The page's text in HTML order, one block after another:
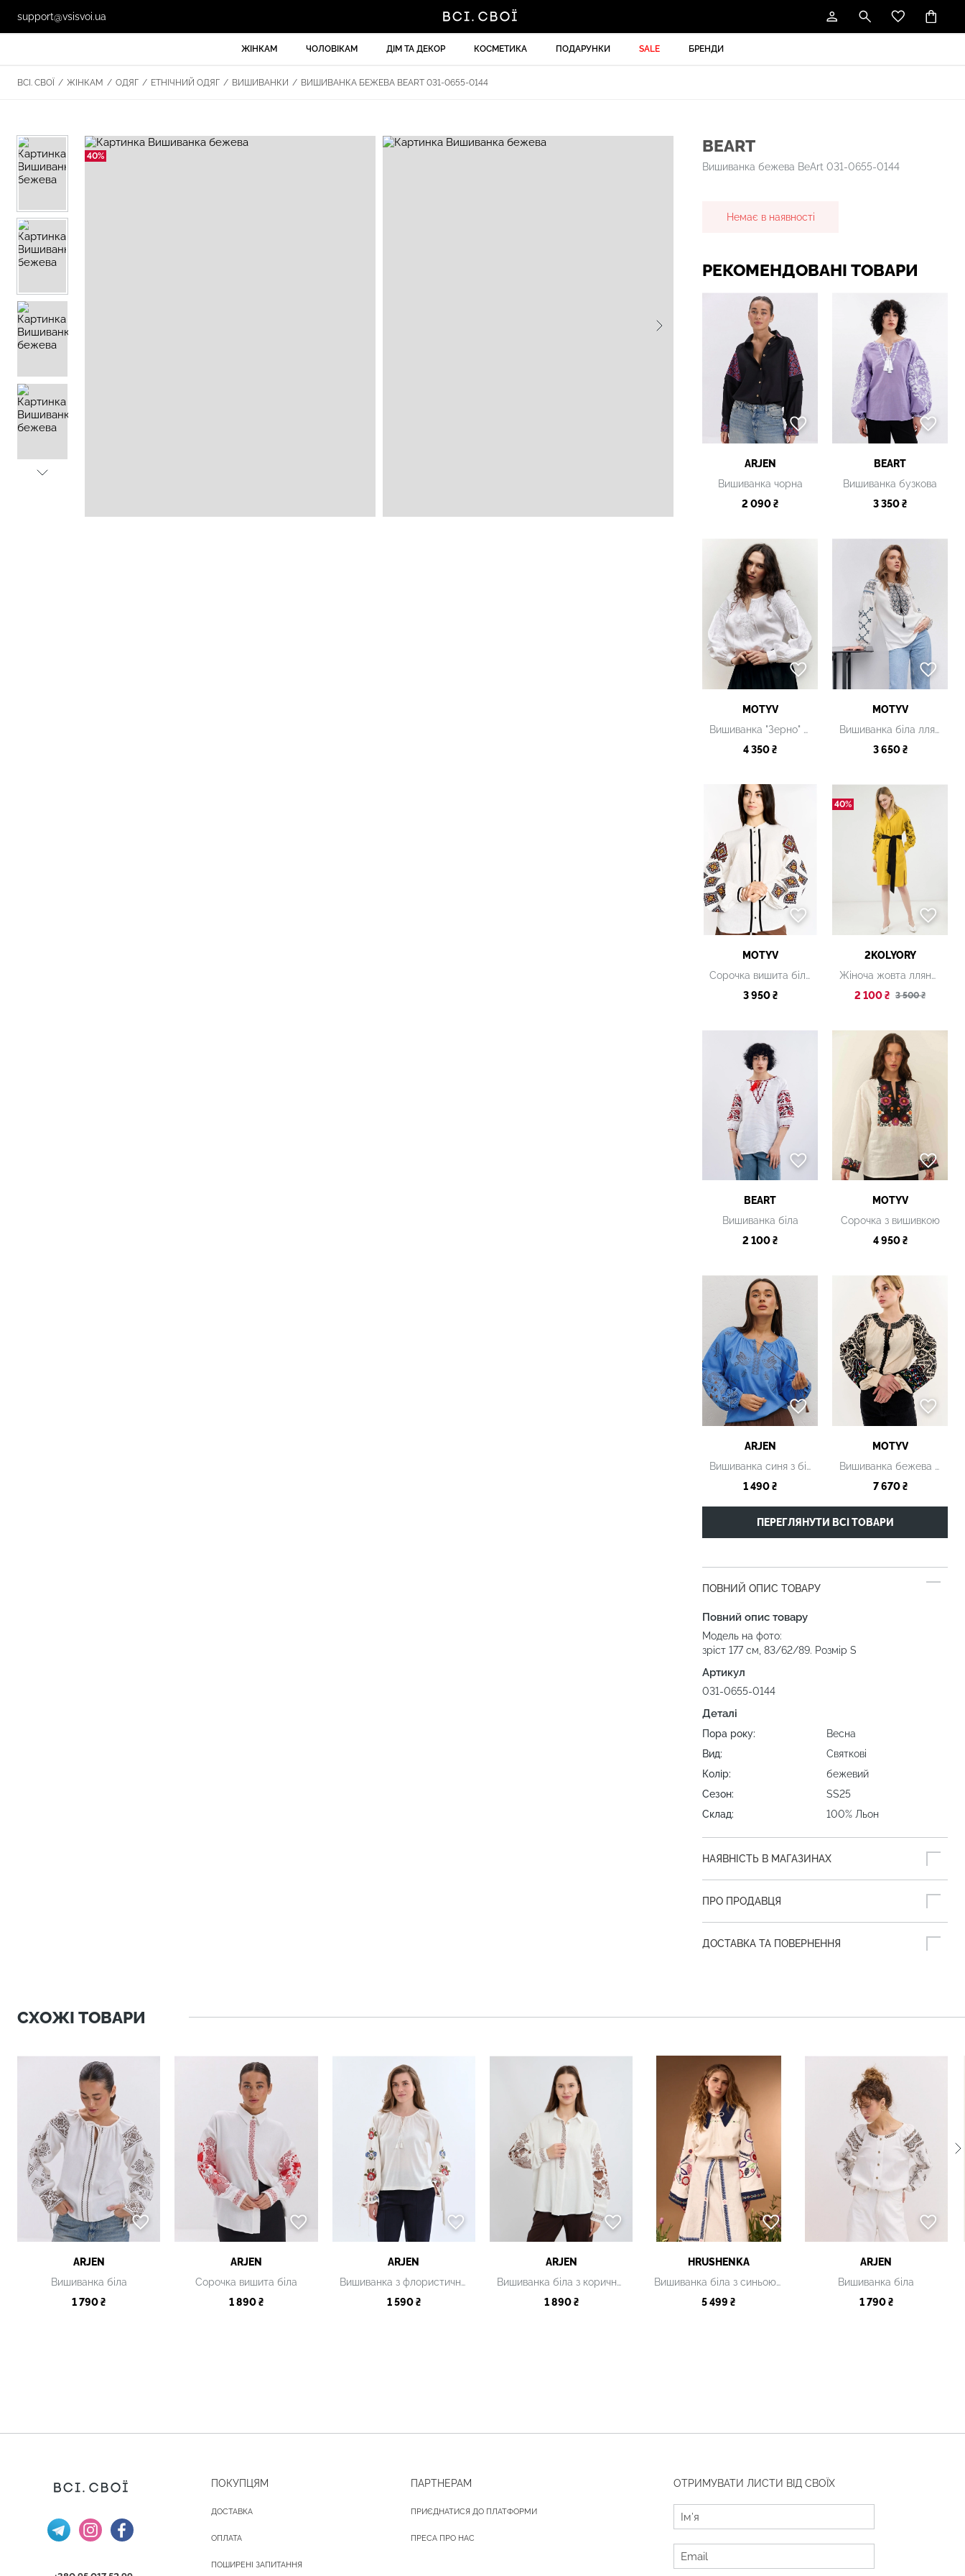
support@vsisvoi.ua
ЖІНКАМ ЧОЛОВІКАМ ДІМ ТА ДЕКОР КОСМЕТИКА ПОДАРУНКИ SALE БРЕНДИ
ВСІ. СВОЇ / ЖІНКАМ / ОДЯГ / ЕТНІЧНИЙ ОДЯГ / ВИШИВАНКИ / ВИШИВАНКА БЕЖЕВА BEART 031-0655-0144
40%
BEART
Вишиванка бежева BeArt 031-0655-0144
Немає в наявності
РЕКОМЕНДОВАНІ ТОВАРИ
ARJEN
Вишиванка чорна
2 090 ₴
BEART
Вишиванка бузкова
3 350 ₴
MOTYV
Вишиванка "Зерно" біла
4 350 ₴
MOTYV
Вишиванка біла лляна
3 650 ₴
MOTYV
Сорочка вишита біла
3 950 ₴
40%
2KOLYORY
Жіноча жовта лляна вишиванка
2 100 ₴ 3 500 ₴
BEART
Вишиванка біла
2 100 ₴
MOTYV
Сорочка з вишивкою
4 950 ₴
ARJEN
Вишиванка синя з білим орнаментом
1 490 ₴
MOTYV
Вишиванка бежева з чорним орнаментом
7 670 ₴
ПЕРЕГЛЯНУТИ ВСІ ТОВАРИ
ПОВНИЙ ОПИС ТОВАРУ
Повний опис товару
Модель на фото:
зріст 177 см, 83/62/89. Розмір S
Артикул
031-0655-0144
Деталі
Пора року:
Весна
Вид:
Святкові
Колір:
бежевий
Сезон:
SS25
Склад:
100% Льон
НАЯВНІСТЬ В МАГАЗИНАХ
ПРО ПРОДАВЦЯ
ДОСТАВКА ТА ПОВЕРНЕННЯ
СХОЖІ ТОВАРИ
ARJEN
Вишиванка біла
1 790 ₴
ARJEN
Сорочка вишита біла
1 890 ₴
ARJEN
Вишиванка з флористичною вишивкою та зав’язками на рукавах біла
1 590 ₴
ARJEN
Вишиванка біла з коричневою вишивкою
1 890 ₴
HRUSHENKA
Вишиванка біла з синьою вишивкою
5 499 ₴
ARJEN
Вишиванка біла
1 790 ₴
ПОКУПЦЯМ
ДОСТАВКА
ОПЛАТА
ПОШИРЕНІ ЗАПИТАННЯ
ПАРТНЕРАМ
ПРИЄДНАТИСЯ ДО ПЛАТФОРМИ
ПРЕСА ПРО НАС
ОТРИМУВАТИ ЛИСТИ ВІД СВОЇХ